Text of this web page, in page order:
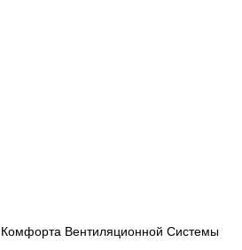
Вентиляционной Системы